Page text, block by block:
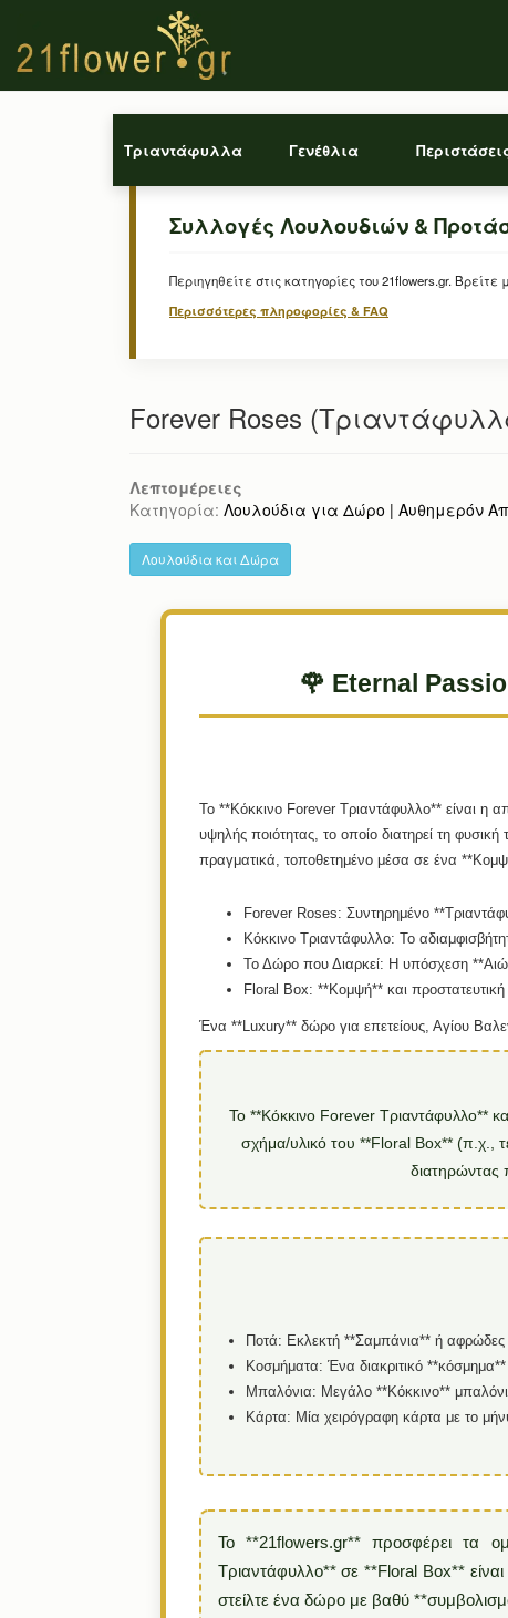
Τριαντάφυλλα Γενέθλια
Συλλογές Λουλουδιών &
Περιηγηθείτε στις κατηγορίες του 21flowers.gr.
Περισσότερες πληροφορίες & FAQ
Forever Roses
Λεπτομέρειες
Κατηγορία: Λουλούδια για Δώρο | Αυθημερόν
Λουλούδια και Δώρα
🌹 Eternal
Το **Κόκκινο Forever Τριαντάφυλλο** είναι η
υψηλής ποιότητας, το οποίο διατηρεί τη
πραγματικά, τοποθετημένο μέσα σε ένα
Forever Roses: Συντηρημένο
Κόκκινο Τριαντάφυλλο: Το
Το Δώρο που Διαρκεί: Η υπόσχεση
Floral Box: **Κομψή** και
Ένα **Luxury** δώρο για επετείους, Αγίου
Το **Κόκκινο Forever Τριαντάφυλλο**
σχήμα/υλικό του **Floral Box** (π.χ.,
διατηρώντας
Ποτά: Εκλεκτή **Σαμπάνια** ή
Κοσμήματα: Ένα διακριτικό
Μπαλόνια: Μεγάλο **Κόκκινο**
Κάρτα: Μία χειρόγραφη κάρτα με το
Το **21flowers.gr** προσφέρει τα
Τριαντάφυλλο** σε **Floral Box**
στείλτε ένα δώρο με βαθύ